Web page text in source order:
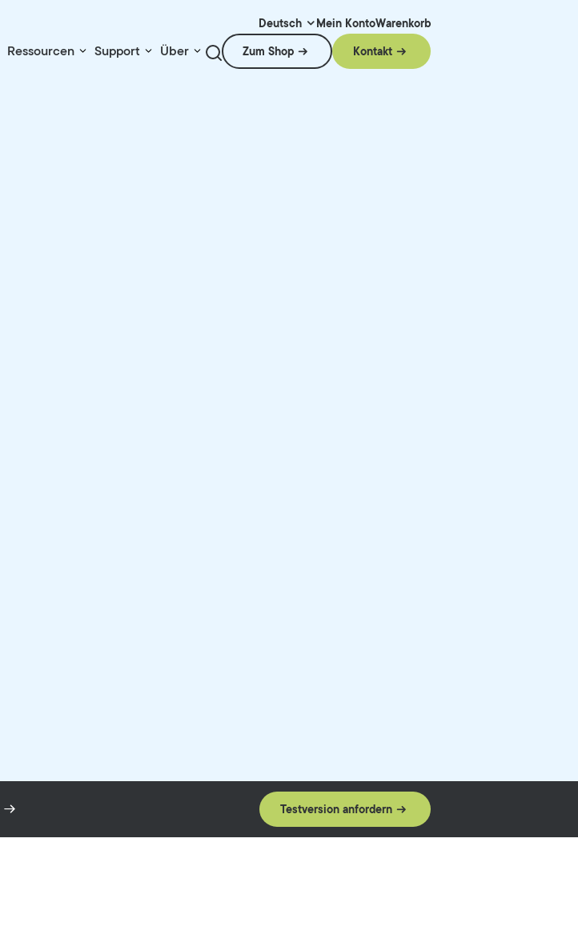
Deutsch Mein KontoWarenkorb
Ressourcen Support Über Zum Shop Kontakt
Testversion anfordern